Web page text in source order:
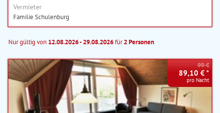
Vermieter
Familie Schulenburg
Nur gültig von 12.08.2026 - 29.08.2026für2 Personen
99 €
89,10 € *
pro Nacht